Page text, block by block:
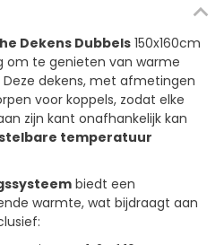
Dekens Dubbels 150x160cm
om te genieten van warme
dekens, met afmetingen
voor koppels, zodat elke
zijn kant onafhankelijk kan
temperatuur
biedt een
warmte, wat bijdraagt aan